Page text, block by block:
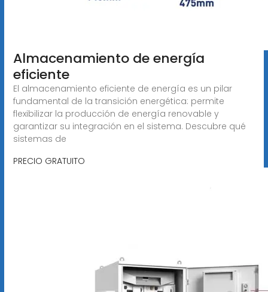
Almacenamiento de energía
eficiente
El almacenamiento eficiente de energía es un pilar
fundamental de la transición energética: permite
flexibilizar la producción de energía renovable y
garantizar su integración en el sistema. Descubre qué
sistemas de
PRECIO GRATUITO